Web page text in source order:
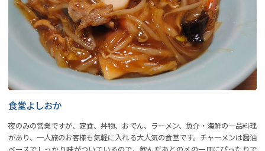
食堂よしおか
夜のみの営業ですが、定食、丼物、おでん、ラーメン、魚介・海鮮の一品料理
があり、一人旅のお客様も気軽に入れる大人気の食堂です。チャーメンは醤油